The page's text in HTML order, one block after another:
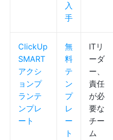
入
手
ClickUp
SMART
アクシ
ョンプ
ランテ
ンプレ
ート
無
料
テ
ン
プ
レ
ー
ト
ITリ
ーダ
ー、
責任
が必
要な
チー
ム